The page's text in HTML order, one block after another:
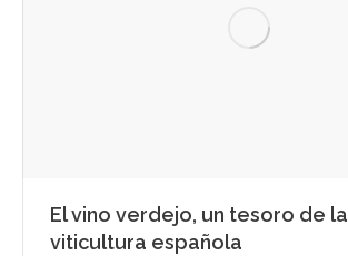
El vino verdejo, un tesoro de la
viticultura española